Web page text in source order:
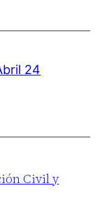
24
Civil y